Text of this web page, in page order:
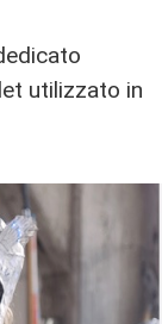
utilizzato in